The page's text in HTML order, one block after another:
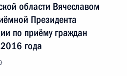
области Вячеславом
Президента
по приёму граждан
года